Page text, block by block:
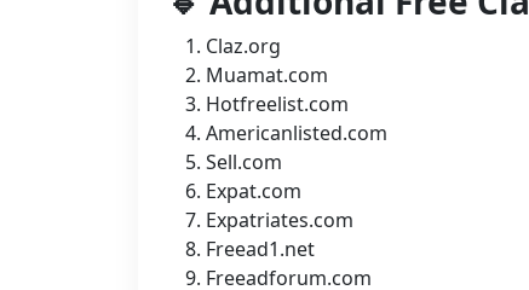
Claz.org
Muamat.com
Hotfreelist.com
Americanlisted.com
Sell.com
Expat.com
Expatriates.com
Freead1.net
Freeadforum.com